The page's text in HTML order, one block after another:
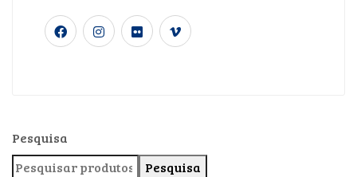
Pesquisa
Pesquisa